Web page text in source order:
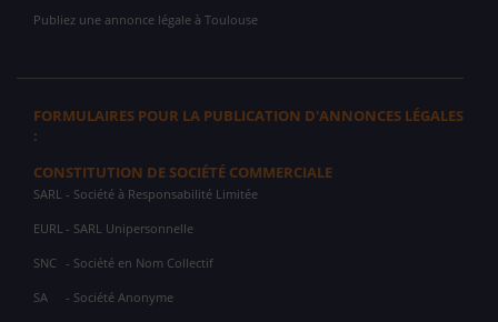
Publiez une annonce légale à Toulouse
FORMULAIRES POUR LA PUBLICATION D'ANNONCES LÉGALES
:
CONSTITUTION DE SOCIÉTÉ COMMERCIALE
SARL - Société à Responsabilité Limitée
EURL - SARL Unipersonnelle
SNC - Société en Nom Collectif
SA - Société Anonyme